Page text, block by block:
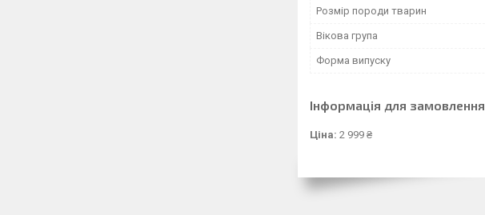
Розмір породи тварин
Вікова група
Форма випуску
Інформація для замовлення
Ціна: 2 999 ₴